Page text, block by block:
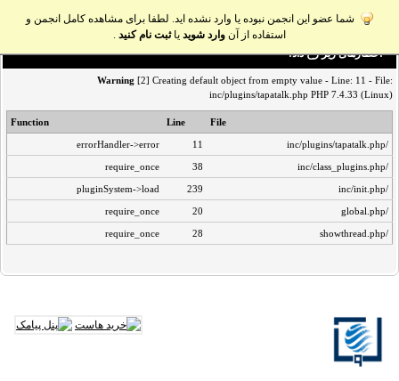
شما عضو این انجمن نبوده یا وارد نشده اید. لطفا برای مشاهده کامل انجمن و
استفاده از آن وارد شوید یاثبت نام کنید .
اخطار‌های زیر رخ داد:
Warning [2] Creating default object from empty value - Line: 11 - File:
inc/plugins/tapatalk.php PHP 7.4.33 (Linux)
File
Line
Function
/inc/plugins/tapatalk.php
11
errorHandler->error
/inc/class_plugins.php
38
require_once
/inc/init.php
239
pluginSystem->load
/global.php
20
require_once
/showthread.php
28
require_once